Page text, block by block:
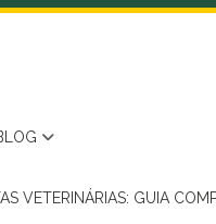
BLOG
VETERINÁRIAS: GUIA